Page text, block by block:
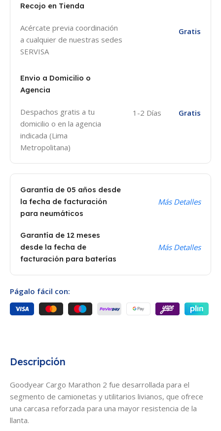
Descripción
Goodyear Cargo Marathon 2 fue desarrollada para el
segmento de camionetas y utilitarios livianos, que ofrece
una carcasa reforzada para una mayor resistencia de la
llanta.
Recojo en Tienda
Acércate previa coordinación
a cualquier de nuestras sedes
SERVISA
Gratis
Envio a Domicilio o
Agencia
Despachos gratis a tu
domicilio o en la agencia
indicada (Lima
Metropolitana)
1-2 Días Gratis
Garantía de 05 años desde
la fecha de facturación
para neumáticos
Más Detalles
Garantía de 12 meses
desde la fecha de
facturación para baterías
Más Detalles
Págalo fácil con: